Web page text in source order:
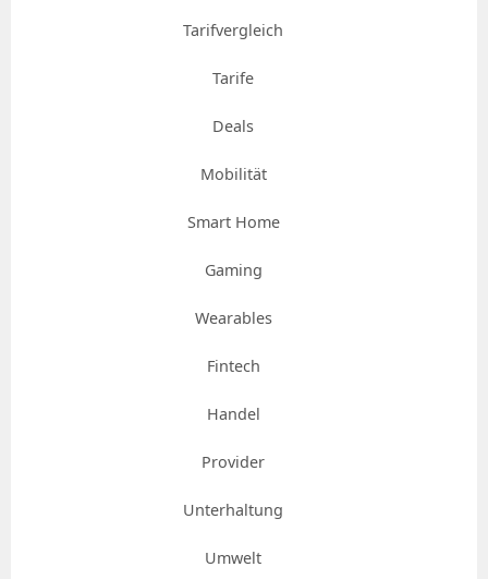
Tarifvergleich
Tarife
Deals
Mobilität
Smart Home
Gaming
Wearables
Fintech
Handel
Provider
Unterhaltung
Umwelt